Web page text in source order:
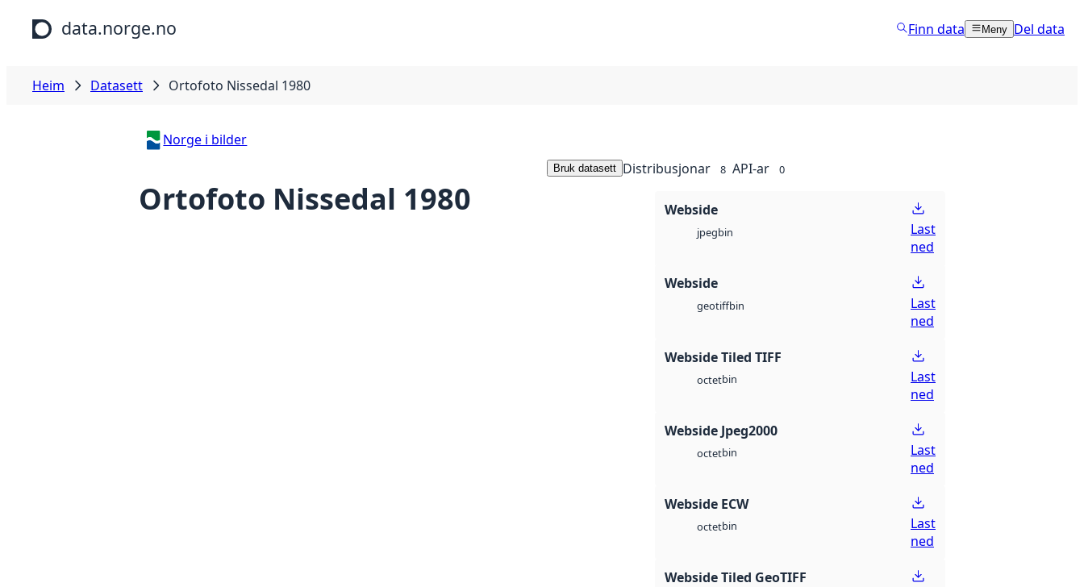
Hopp til hovudinnhald
data.norge.no Finn data Meny Del data
Heim Datasett Ortofoto Nissedal 1980
Norge i bilder
Ortofoto Nissedal 1980
Bruk datasett Distribusjonar 8 API-ar 0
Webside
jpegbin
Last
ned
Webside
geotiffbin
Last
ned
Webside Tiled TIFF
octetbin
Last
ned
Webside Jpeg2000
octetbin
Last
ned
Webside ECW
octetbin
Last
ned
Webside Tiled GeoTIFF